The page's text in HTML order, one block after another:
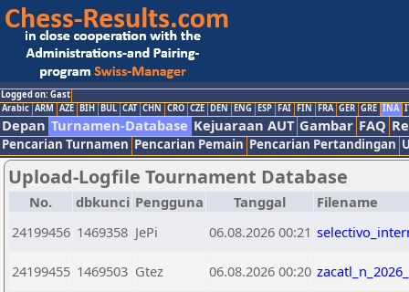
Logged on: Gast
Arabic ARM AZE BIH BUL CAT CHN CRO CZE DEN ENG ESP FAI FIN FRA GER GRE INA
Depan Turnamen-Database Kejuaraan AUT Gambar FAQ
Pencarian Turnamen Pencarian Pemain Pencarian Pertandingan
Upload-Logfile Tournament Database
No. dbkunci Pengguna Tanggal
Filename
24199456 1469358 JePi 06.08.2026 00:21
24199455 1469503 Gtez 06.08.2026 00:20